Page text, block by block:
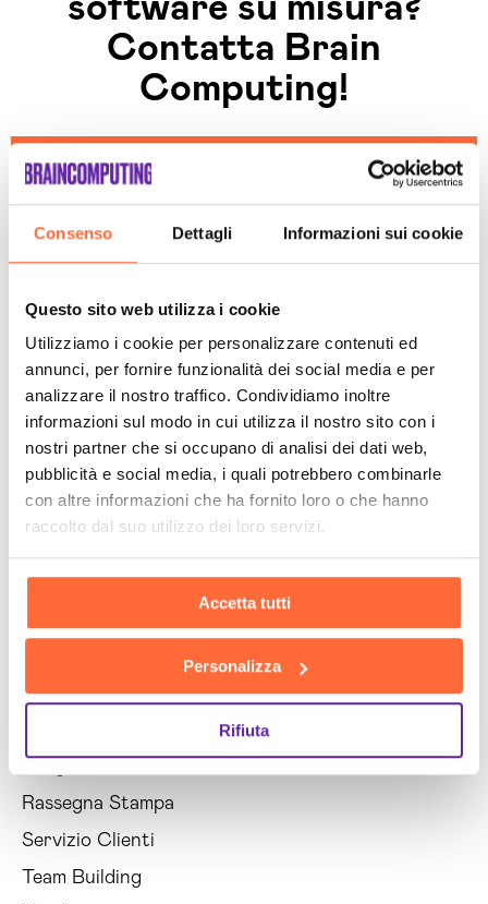
Consenso Dettagli Informazioni sui cookie
Questo sito web utilizza i cookie
Utilizziamo i cookie per personalizzare contenuti ed
annunci, per fornire funzionalità dei social media e per
analizzare il nostro traffico. Condividiamo inoltre
informazioni sul modo in cui utilizza il nostro sito con i
nostri partner che si occupano di analisi dei dati web,
pubblicità e social media, i quali potrebbero combinarle
con altre informazioni che ha fornito loro o che hanno
raccolto dal suo utilizzo dei loro servizi.
Accetta tutti
Personalizza
Rifiuta
software su misura?
Contatta Brain
Computing!
Contattaci senza
impegno!
Categorie
Brain Culture
E-commerce
HR
News
Rassegna Stampa
Servizio Clienti
Team Building